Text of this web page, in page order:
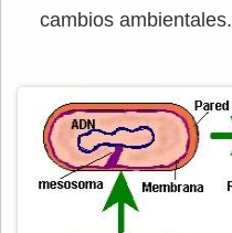
cambios ambientales.